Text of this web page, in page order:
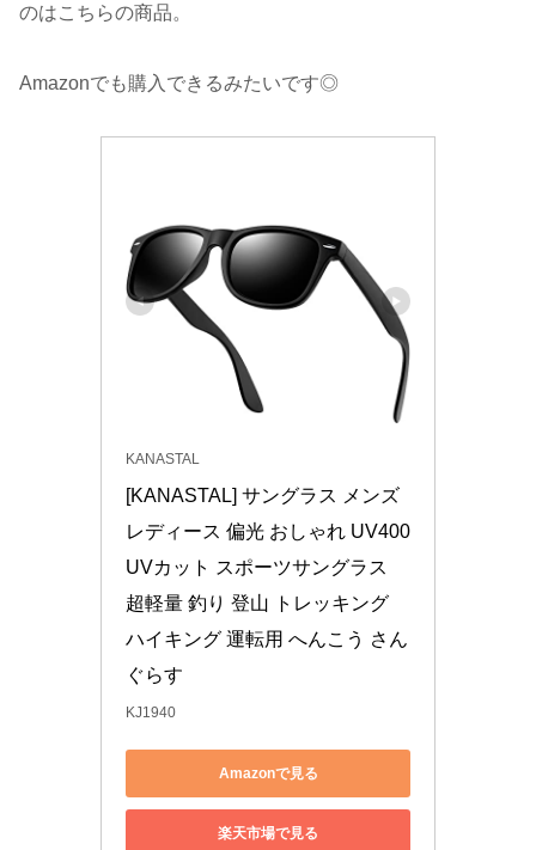
のはこちらの商品。
Amazonでも購入できるみたいです◎
KANASTAL
[KANASTAL] サングラス メンズ
レディース 偏光 おしゃれ UV400
UVカット スポーツサングラス
超軽量 釣り 登山 トレッキング
ハイキング 運転用 へんこう さん
ぐらす
KJ1940
Amazonで見る
楽天市場で見る